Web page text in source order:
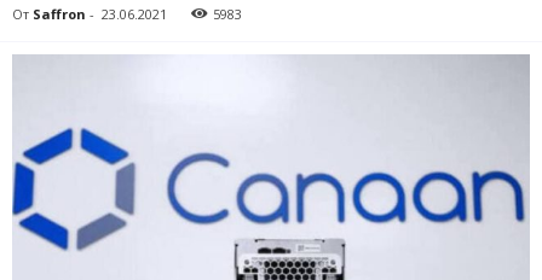
От Saffron - 23.06.2021 5983